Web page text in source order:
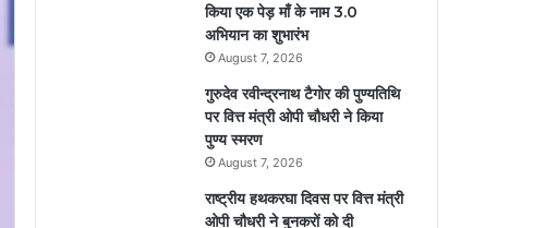
किया एक पेड़ माँ के नाम 3.0
अभियान का शुभारंभ
August 7, 2026
गुरुदेव रवीन्द्रनाथ टैगोर की पुण्यतिथि
पर वित्त मंत्री ओपी चौधरी ने किया
पुण्य स्मरण
August 7, 2026
राष्ट्रीय हथकरघा दिवस पर वित्त मंत्री
ओपी चौधरी ने बुनकरों को दी